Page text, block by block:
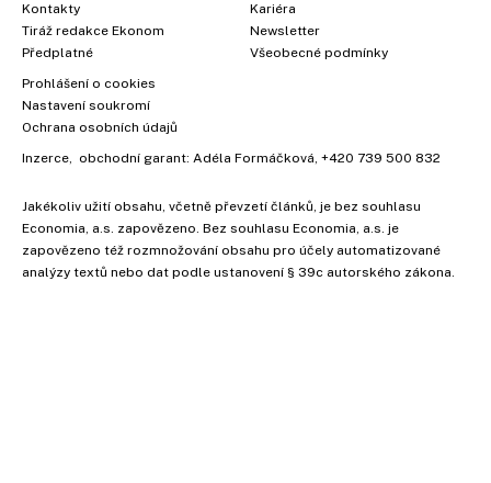
Kontakty
Tiráž redakce Ekonom
Předplatné
Kariéra
Newsletter
Všeobecné podmínky
Prohlášení o cookies
Nastavení soukromí
Ochrana osobních údajů
Inzerce , obchodní garant: Adéla Formáčková +420 739 500 832
Jakékoliv užití obsahu, včetně převzetí článků, je bez souhlasu
Economia, a.s. zapovězeno. Bez souhlasu Economia, a.s. je
zapovězeno též rozmnožování obsahu pro účely automatizované
analýzy textů nebo dat podle ustanovení § 39c autorského zákona.